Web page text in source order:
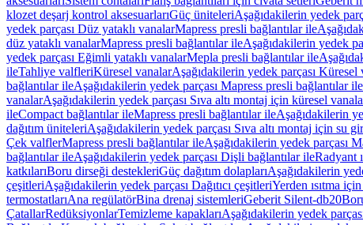
klozet deşarj kontrol aksesuarlarıGüç üniteleriAşağıdakilerin yedek
yedek parçası Düz yataklı vanalarMapress presli bağlantılar ile
düz yataklı vanalarMapress presli bağlantılar ileAşağıdakilerin yedek
yedek parçası Eğimli yataklı vanalarMepla presli bağlantılar ile
ileTahliye valfleriKüresel vanalarAşağıdakilerin yedek parçası Küresel
bağlantılar ileAşağıdakilerin yedek parçası Mapress presli bağlantılar ile
vanalarAşağıdakilerin yedek parçası Sıva altı montaj için küresel
ileCompact bağlantılar ileMapress presli bağlantılar ileAşağıdakilerin
dağıtım üniteleriAşağıdakilerin yedek parçası Sıva altı montaj için su
Çek valflerMapress presli bağlantılar ileAşağıdakilerin yedek parçası
bağlantılar ileAşağıdakilerin yedek parçası Dişli bağlantılar ileRadyant
katkılarıBoru dirseği destekleriGüç dağıtım dolaplarıAşağıdakilerin
çeşitleriAşağıdakilerin yedek parçası Dağıtıcı çeşitleriYerden ısıtma
termostatlarıAna regülatörBina drenaj sistemleriGeberit Silent-db20
ÇatallarRedüksiyonlarTemizleme kapaklarıAşağıdakilerin yedek